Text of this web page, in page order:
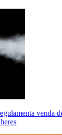
venda